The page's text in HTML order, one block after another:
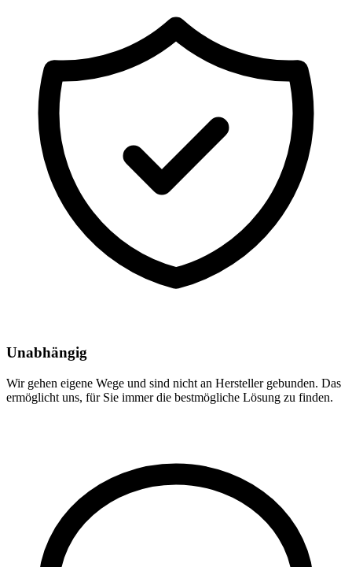
Unabhängig
Wir gehen eigene Wege und sind nicht an Hersteller gebunden. Das
ermöglicht uns, für Sie immer die bestmögliche Lösung zu finden.